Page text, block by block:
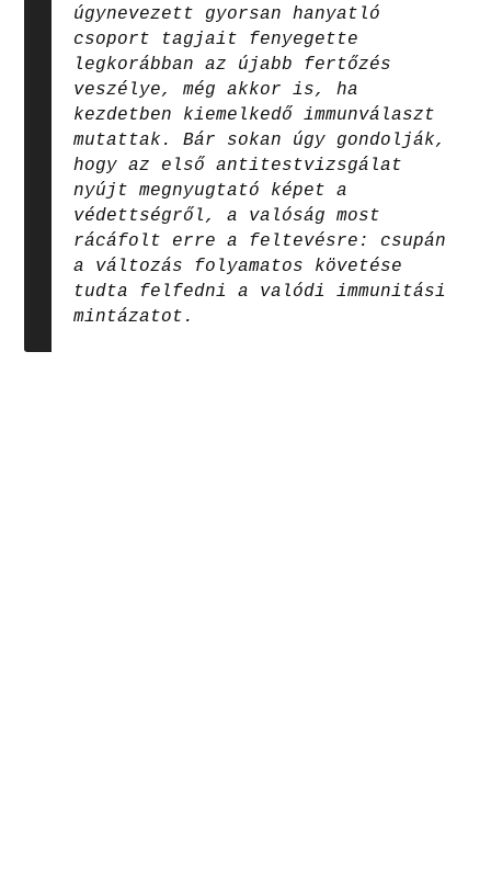
úgynevezett gyorsan hanyatló
csoport tagjait fenyegette
legkorábban az újabb fertőzés
veszélye, még akkor is, ha
kezdetben kiemelkedő immunválaszt
mutattak. Bár sokan úgy gondolják,
hogy az első antitestvizsgálat
nyújt megnyugtató képet a
védettségről, a valóság most
rácáfolt erre a feltevésre: csupán
a változás folyamatos követése
tudta felfedni a valódi immunitási
mintázatot.